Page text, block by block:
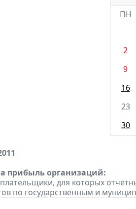
ПН
2
9
16
23
30
прибыль организаций:
для которых
по государственным и